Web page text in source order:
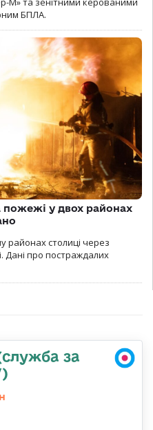
БПЛА.
у двох районах
районах столиці через
Дані про постраждалих
за